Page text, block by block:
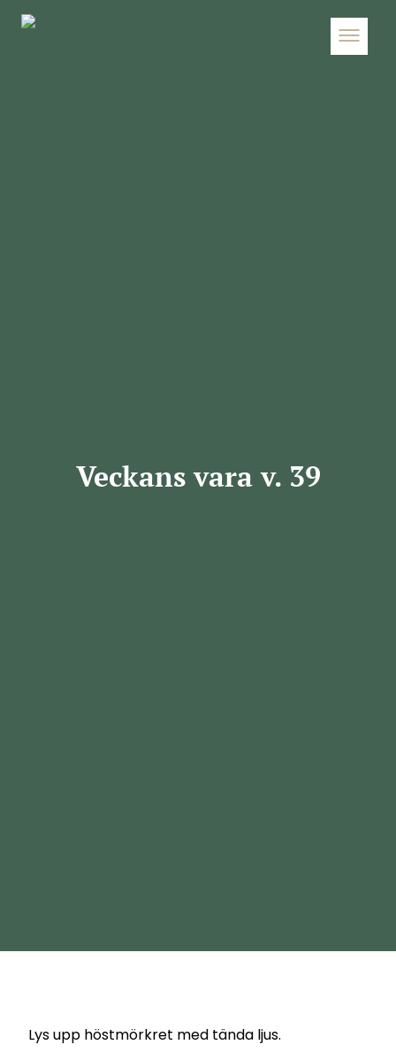
Veckans vara v. 39
Lys upp höstmörkret med tända ljus.